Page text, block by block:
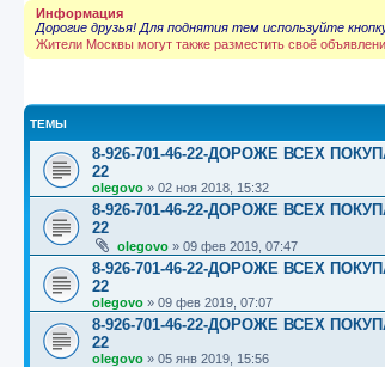
Информация
Дорогие друзья! Для поднятия тем используйте
Жители Москвы могут также разместить своё
ТЕМЫ
8-926-701-46-22-ДОРОЖЕ ВСЕХ
22
olegovo » 02 ноя 2018, 15:32
8-926-701-46-22-ДОРОЖЕ ВСЕХ
22
olegovo » 09 фев 2019, 07:47
8-926-701-46-22-ДОРОЖЕ ВСЕХ
22
olegovo » 09 фев 2019, 07:07
8-926-701-46-22-ДОРОЖЕ ВСЕХ
22
olegovo » 05 янв 2019, 15:56